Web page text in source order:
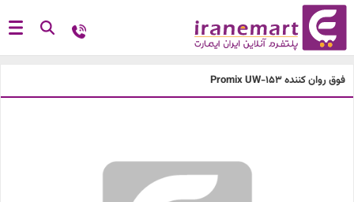
فوق روان کننده Promix UW-153